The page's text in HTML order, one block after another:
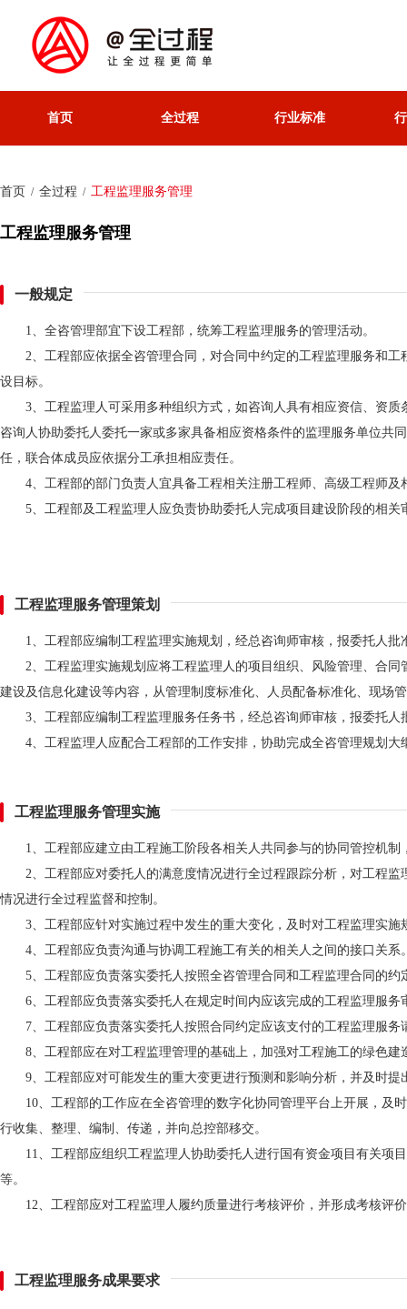
首页 全过程 行业标准
首页 / 全过程 / 工程监理服务管理
工程监理服务管理
一般规定
1、全咨管理部宜下设工程部，统筹工程监理服务的管理活动。
2、工程部应依据全咨管理合同，对合同中约定的工程监理服务和
设目标。
3、工程监理人可采用多种组织方式，如咨询人具有相应资信、资
咨询人协助委托人委托一家或多家具备相应资格条件的监理服务单位共
任，联合体成员应依据分工承担相应责任。
4、工程部的部门负责人宜具备工程相关注册工程师、高级工程师及
5、工程部及工程监理人应负责协助委托人完成项目建设阶段的相关
工程监理服务管理策划
1、工程部应编制工程监理实施规划，经总咨询师审核，报委托人批
2、工程监理实施规划应将工程监理人的项目组织、风险管理、合
建设及信息化建设等内容，从管理制度标准化、人员配备标准化、现场
3、工程部应编制工程监理服务任务书，经总咨询师审核，报委托人
4、工程监理人应配合工程部的工作安排，协助完成全咨管理规划
工程监理服务管理实施
1、工程部应建立由工程施工阶段各相关人共同参与的协同管控机
2、工程部应对委托人的满意度情况进行全过程跟踪分析，对工程
情况进行全过程监督和控制。
3、工程部应针对实施过程中发生的重大变化，及时对工程监理实
4、工程部应负责沟通与协调工程施工有关的相关人之间的接口关系
5、工程部应负责落实委托人按照全咨管理合同和工程监理合同的
6、工程部应负责落实委托人在规定时间内应该完成的工程监理服务
7、工程部应负责落实委托人按照合同约定应该支付的工程监理服务
8、工程部应在对工程监理管理的基础上，加强对工程施工的绿色
9、工程部应对可能发生的重大变更进行预测和影响分析，并及时提
10、工程部的工作应在全咨管理的数字化协同管理平台上开展，及
行收集、整理、编制、传递，并向总控部移交。
11、工程部应组织工程监理人协助委托人进行国有资金项目有关项
等。
12、工程部应对工程监理人履约质量进行考核评价，并形成考核评
工程监理服务成果要求